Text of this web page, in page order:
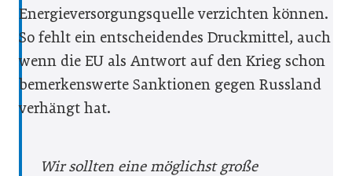
Energieversorgungsquelle verzichten können.
So fehlt ein entscheidendes Druckmittel, auch
wenn die EU als Antwort auf den Krieg schon
bemerkenswerte Sanktionen gegen Russland
verhängt hat.
Wir sollten eine möglichst große